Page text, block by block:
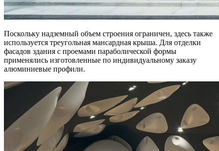
Поскольку надземный объем строения ограничен, здесь также
используется треугольная мансардная крыша. Для отделки
фасадов здания с проемами параболической формы
применялись изготовленные по индивидуальному заказу
алюминиевые профили.